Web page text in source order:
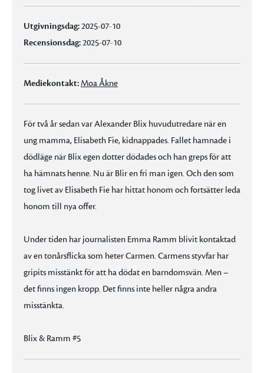
Utgivningsdag:2025-07-10
Recensionsdag:2025-07-10
Mediekontakt:Moa Åkne
För två år sedan var Alexander Blix huvudutredare när en
ung mamma, Elisabeth Fie, kidnappades. Fallet hamnade i
dödläge när Blix egen dotter dödades och han greps för att
ha hämnats henne. Nu är Blir en fri man igen. Och den som
tog livet av Elisabeth Fie har hittat honom och fortsätter leda
honom till nya offer.
Under tiden har journalisten Emma Ramm blivit kontaktad
av en tonårsflicka som heter Carmen. Carmens styvfar har
gripits misstänkt för att ha dödat en barndomsvän. Men –
det finns ingen kropp. Det finns inte heller några andra
misstänkta.
Blix & Ramm #5